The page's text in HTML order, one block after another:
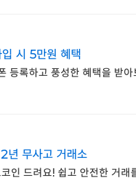
시 5만원 혜택
등록하고 풍성한 혜택을 받아
년 무사고 거래소
인 드려요! 쉽고 안전한 거래